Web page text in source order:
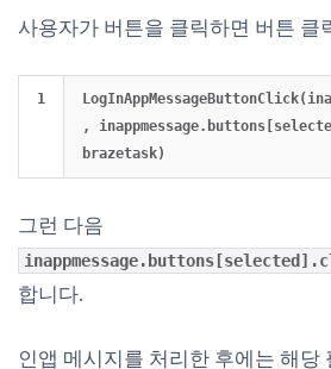
사용자가 버튼을 클릭하면 버튼 클
,
그런 다음
합니다.
인앱 메시지를 처리한 후에는 해당